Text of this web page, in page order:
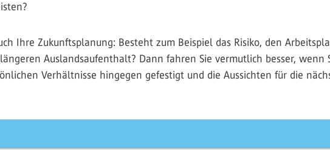
Ihre Zukunftsplanung: Besteht zum Beispiel das Risiko, den
Auslandsaufenthalt? Dann fahren Sie vermutlich besser,
Verhältnisse hingegen gefestigt und die Aussichten für die